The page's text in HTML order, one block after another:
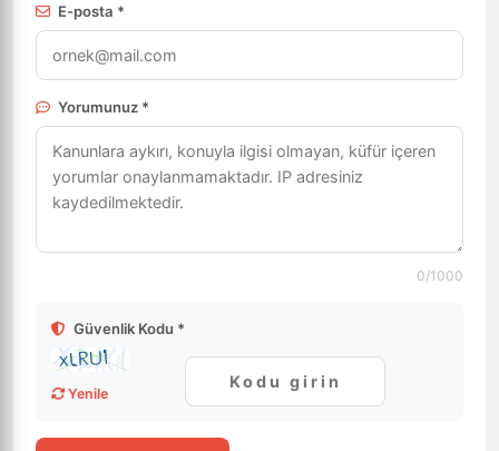
E-posta *
Yorumunuz *
0/1000
Güvenlik Kodu *
Yenile